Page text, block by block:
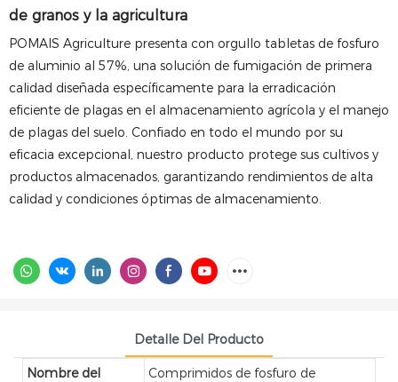
de granos y la agricultura
POMAIS Agriculture presenta con orgullo tabletas de fosfuro
de aluminio al 57%, una solución de fumigación de primera
calidad diseñada específicamente para la erradicación
eficiente de plagas en el almacenamiento agrícola y el manejo
de plagas del suelo. Confiado en todo el mundo por su
eficacia excepcional, nuestro producto protege sus cultivos y
productos almacenados, garantizando rendimientos de alta
calidad y condiciones óptimas de almacenamiento.
Detalle Del Producto
Nombre del
Comprimidos de fosfuro de